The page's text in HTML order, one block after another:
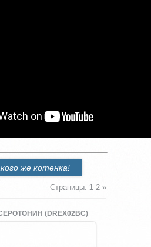
же котенка!
Страницы: 1 2 »
(DREX02BC)